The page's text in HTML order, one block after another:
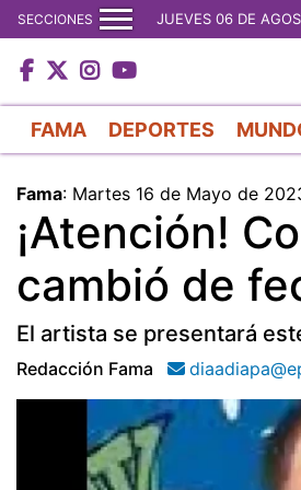
SECCIONES JUEVES 06 DE
FAMA DEPORTES
Fama: Martes 16 de Mayo de
¡Atención!
cambió de
El artista se presentará
Redacción Fama